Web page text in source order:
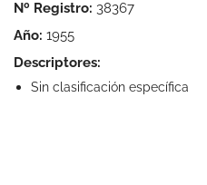
Nº Registro: 38367
Año: 1955
Descriptores:
Sin clasificación específica